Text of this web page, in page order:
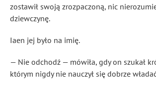
zostawił swoją zrozpaczoną, nic
dziewczynę.
Iaen jej było na imię.
— Nie odchodź — mówiła, gdy on szukał
którym nigdy nie nauczył się dobrze